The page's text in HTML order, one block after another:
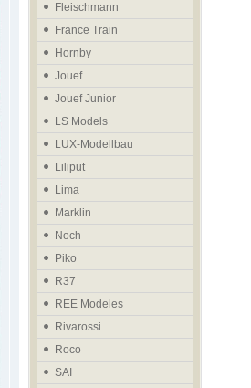
Fleischmann
France Train
Hornby
Jouef
Jouef Junior
LS Models
LUX-Modellbau
Liliput
Lima
Marklin
Noch
Piko
R37
REE Modeles
Rivarossi
Roco
SAI